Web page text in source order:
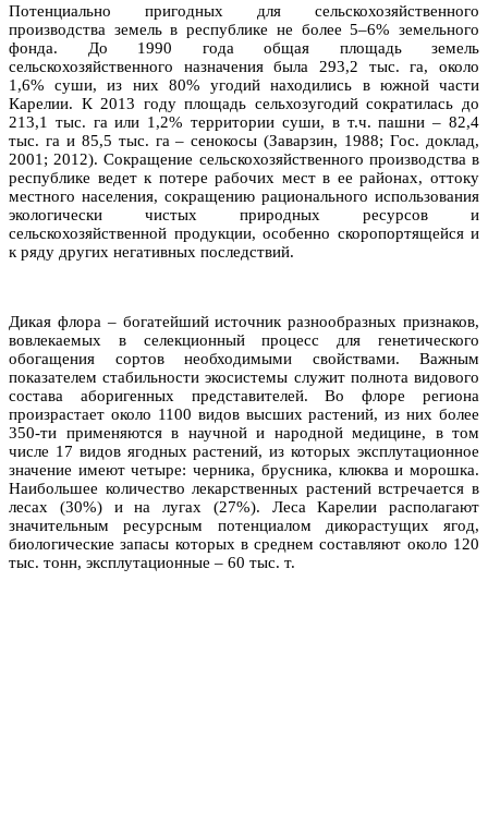
Потенциально пригодных для сельскохозяйственного
производства земель в республике не более 5–6% земельного
фонда. До 1990 года общая площадь земель
сельскохозяйственного назначения была 293,2 тыс. га, около
1,6% суши, из них 80% угодий находились в южной части
Карелии. К 2013 году площадь сельхозугодий сократилась до
213,1 тыс. га или 1,2% территории суши, в т.ч. пашни – 82,4
тыс. га и 85,5 тыс. га – сенокосы (Заварзин, 1988; Гос. доклад,
2001; 2012). Сокращение сельскохозяйственного производства в
республике ведет к потере рабочих мест в ее районах, оттоку
местного населения, сокращению рационального использования
экологически чистых природных ресурсов и
сельскохозяйственной продукции, особенно скоропортящейся и
к ряду других негативных последствий.
Дикая флора – богатейший источник разнообразных признаков,
вовлекаемых в селекционный процесс для генетического
обогащения сортов необходимыми свойствами. Важным
показателем стабильности экосистемы служит полнота видового
состава аборигенных представителей. Во флоре региона
произрастает около 1100 видов высших растений, из них более
350-ти применяются в научной и народной медицине, в том
числе 17 видов ягодных растений, из которых эксплутационное
значение имеют четыре: черника, брусника, клюква и морошка.
Наибольшее количество лекарственных растений встречается в
лесах (30%) и на лугах (27%). Леса Карелии располагают
значительным ресурсным потенциалом дикорастущих ягод,
биологические запасы которых в среднем составляют около 120
тыс. тонн, эксплутационные – 60 тыс. т.